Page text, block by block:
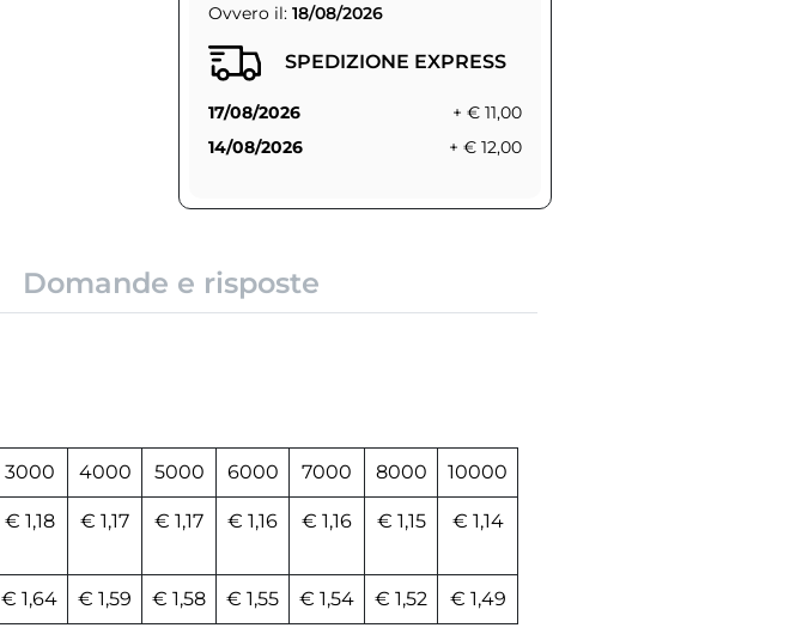
Ovvero il: 18/08/2026
SPEDIZIONE EXPRESS
17/08/2026
+ € 11,00
14/08/2026
+ € 12,00
Domande e risposte
3000 4000 5000 6000 7000 8000 10000
€ 1,18 € 1,17 € 1,17 € 1,16 € 1,16 € 1,15 € 1,14
€ 1,64 € 1,59 € 1,58 € 1,55 € 1,54 € 1,52 € 1,49